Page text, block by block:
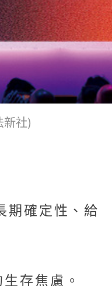
新社)
期確定性、給
存焦慮。